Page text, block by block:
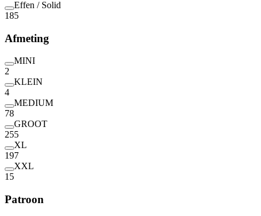
Effen / Solid
185
Afmeting
MINI
2
KLEIN
4
MEDIUM
78
GROOT
255
XL
197
XXL
15
Patroon